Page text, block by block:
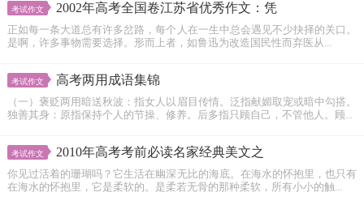
考试作文 2002年高考全国卷江苏省优秀作文：凭
正如每一条大道总有许多岔路，每个人在一生中总会遇见不少抉择的关口。
是啊，许多事物需要选择。形而上者，如鲁迅为改造国民性而弃医从...
考试作文 高考两用成语集锦
（一）褒贬两用暗送秋波：指女人以眉目传情。泛指献媚取宠或暗中勾搭。
独善其身：原指保持个人的节操、修养。后多指只顾自己，不管他人。顾...
考试作文 2010年高考考前必读名家经典美文之
你见过活着的珊瑚吗？它生活在幽深无比的海底。在海水的怀抱里，也只有
在海水的怀抱里，它是柔软的。是柔若无骨的那种柔软，所有小小的触...